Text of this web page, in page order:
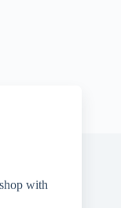
with
Contato